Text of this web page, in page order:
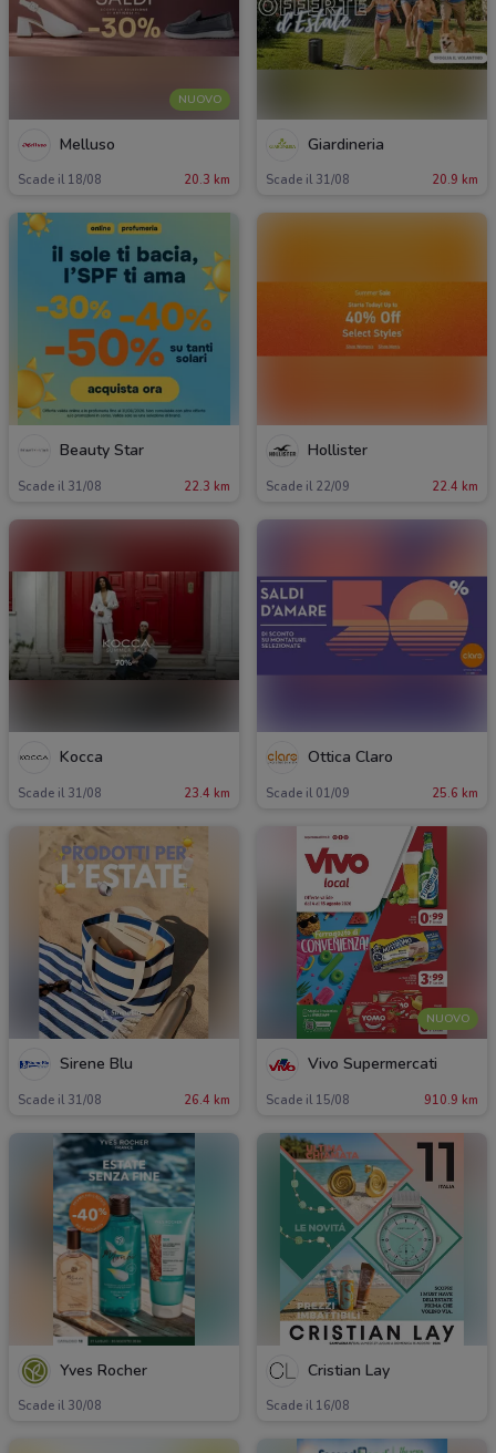
NUOVO
Melluso
Scade il 18/08 20.3 km
Giardineria
Scade il 31/08 20.9 km
Beauty Star
Scade il 31/08 22.3 km
Hollister
Scade il 22/09 22.4 km
Kocca
Scade il 31/08 23.4 km
Ottica Claro
Scade il 01/09 25.6 km
Sirene Blu
Scade il 31/08 26.4 km
NUOVO
Vivo Supermercati
Scade il 15/08 910.9 km
Yves Rocher
Scade il 30/08
Cristian Lay
Scade il 16/08